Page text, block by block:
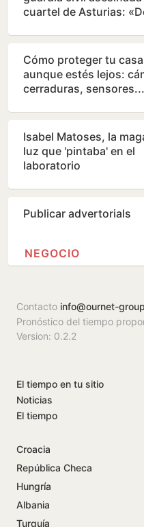
cuartel de Asturias:
Cómo proteger tu casa
aunque estés lejos:
cerraduras, sensores...
Isabel Matoses, la
luz que 'pintaba' en el
laboratorio
Publicar advertorials
NEGOCIO
Contacto info@ournet-
Pronóstico del tiempo
Version: 0.2.2
El tiempo en tu sitio
Noticias
El tiempo
Croacia
República Checa
Hungría
Albania
Turquía